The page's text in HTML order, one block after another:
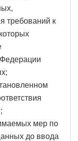
требований к
мер по
до ввода